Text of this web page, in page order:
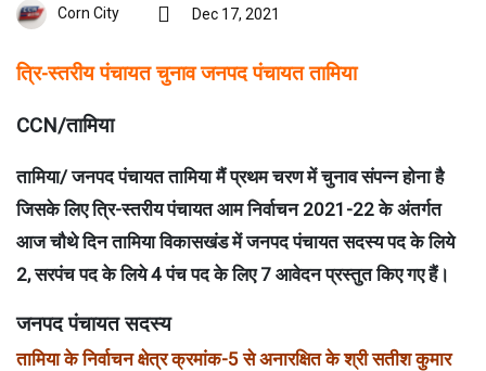
Corn City Dec 17, 2021
त्रि-स्तरीय पंचायत चुनाव जनपद पंचायत तामिया
CCN/तामिया
तामिया/ जनपद पंचायत तामिया मैं प्रथम चरण में चुनाव संपन्न होना है
जिसके लिए त्रि-स्तरीय पंचायत आम निर्वाचन 2021-22 के अंतर्गत
आज चौथे दिन तामिया विकासखंड में जनपद पंचायत सदस्य पद के लिये
2, सरपंच पद के लिये 4 पंच पद के लिए 7 आवेदन प्रस्तुत किए गए हैं।
जनपद पंचायत सदस्य
तामिया के निर्वाचन क्षेत्र क्रमांक-5 से अनारक्षित के श्री सतीश कुमार